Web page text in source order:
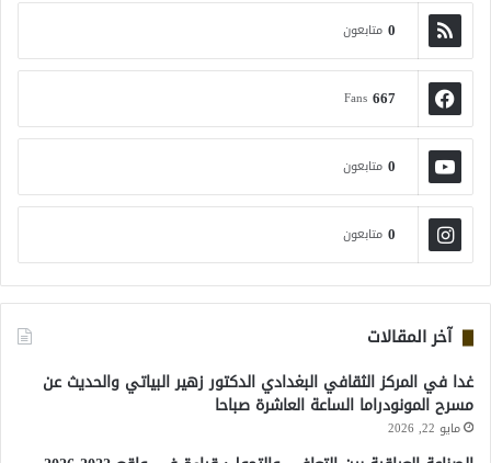
0 متابعون
667
Fans
0 متابعون
0 متابعون
آخر المقالات
غدا في المركز الثقافي البغدادي الدكتور زهير البياتي والحديث عن
مسرح المونودراما الساعة العاشرة صباحا
مايو 22, 2026